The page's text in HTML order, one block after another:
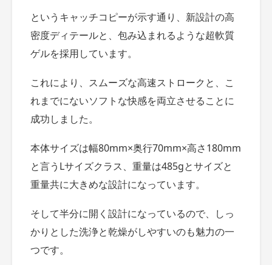
というキャッチコピーが示す通り、新設計の高
密度ディテールと、包み込まれるような超軟質
ゲルを採用しています。
これにより、スムーズな高速ストロークと、こ
れまでにないソフトな快感を両立させることに
成功しました。
本体サイズは幅80mm×奥行70mm×高さ180mm
と言うLサイズクラス、重量は485gとサイズと
重量共に大きめな設計になっています。
そして半分に開く設計になっているので、しっ
かりとした洗浄と乾燥がしやすいのも魅力の一
つです。